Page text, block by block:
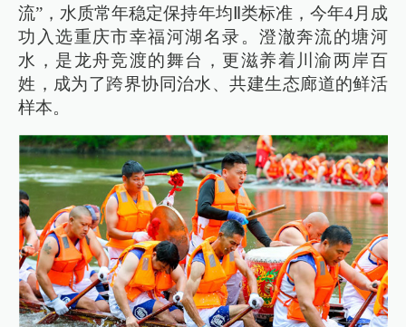
流”，水质常年稳定保持年均Ⅱ类标准，今年4月成
功入选重庆市幸福河湖名录。澄澈奔流的塘河
水，是龙舟竞渡的舞台，更滋养着川渝两岸百
姓，成为了跨界协同治水、共建生态廊道的鲜活
样本。